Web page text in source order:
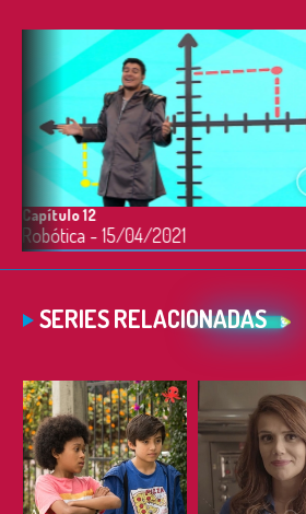
Capítulo 12
Robótica - 15/04/2021
SERIES RELACIONADAS